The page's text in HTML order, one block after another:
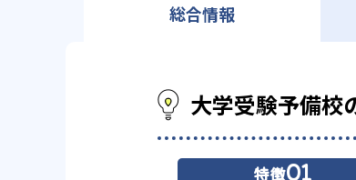
総合情報
大学受験予備校
特徴01